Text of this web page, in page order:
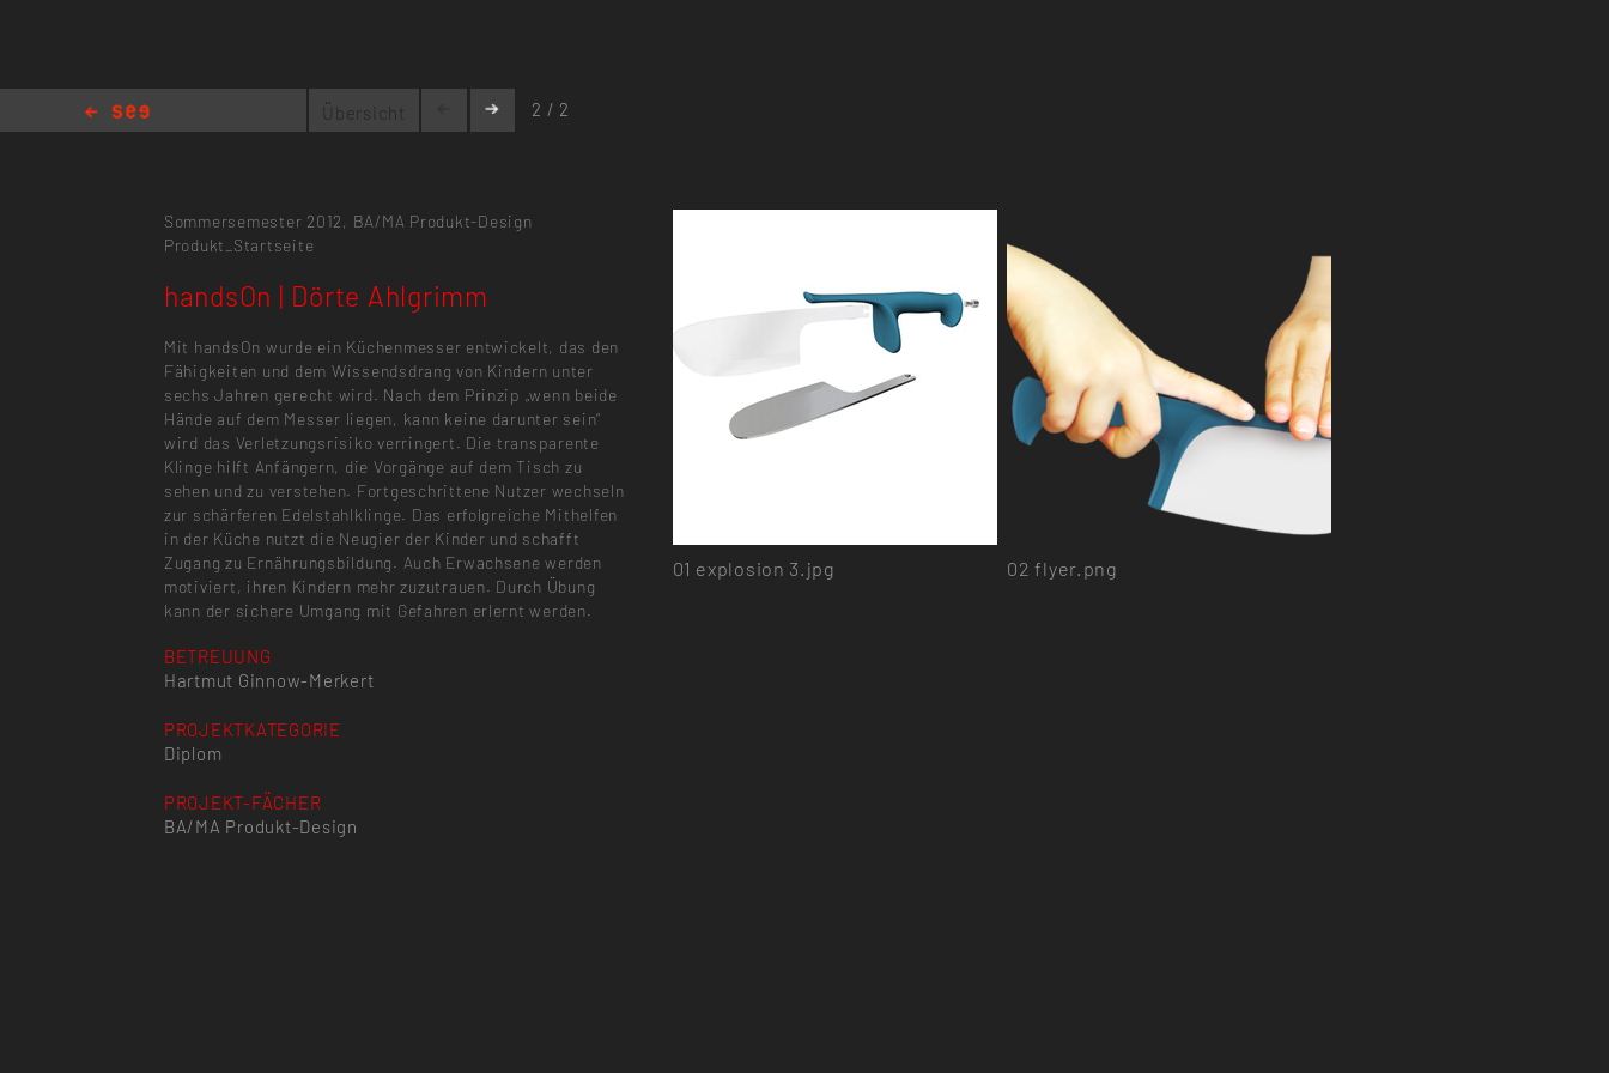
Übersicht 2 / 2
Sommersemester 2012, BA/MA Produkt-Design
Produkt_Startseite
handsOn | Dörte Ahlgrimm
Mit handsOn wurde ein Küchenmesser entwickelt, das den
Fähigkeiten und dem Wissendsdrang von Kindern unter
sechs Jahren gerecht wird. Nach dem Prinzip „wenn beide
Hände auf dem Messer liegen, kann keine darunter sein“
wird das Verletzungsrisiko verringert. Die transparente
Klinge hilft Anfängern, die Vorgänge auf dem Tisch zu
sehen und zu verstehen. Fortgeschrittene Nutzer wechseln
zur schärferen Edelstahlklinge. Das erfolgreiche Mithelfen
in der Küche nutzt die Neugier der Kinder und schafft
Zugang zu Ernährungsbildung. Auch Erwachsene werden
motiviert, ihren Kindern mehr zuzutrauen. Durch Übung
kann der sichere Umgang mit Gefahren erlernt werden.
BETREUUNG
Hartmut Ginnow-Merkert
PROJEKTKATEGORIE
Diplom
PROJEKT-FÄCHER
BA/MA Produkt-Design
01 explosion 3.jpg 02 flyer.png